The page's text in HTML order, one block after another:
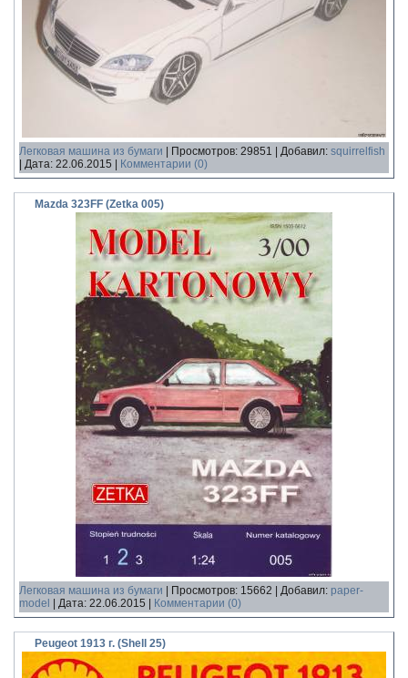
Легковая машина из бумаги Просмотров: 29851 Добавил: squirrelfish
Дата: 22.06.2015 Комментарии (0)
Mazda 323FF (Zetka 005)
Легковая машина из бумаги Просмотров: 15662 Добавил: paper-
model
Дата: 22.06.2015 Комментарии (0)
Peugeot 1913 г. (Shell 25)